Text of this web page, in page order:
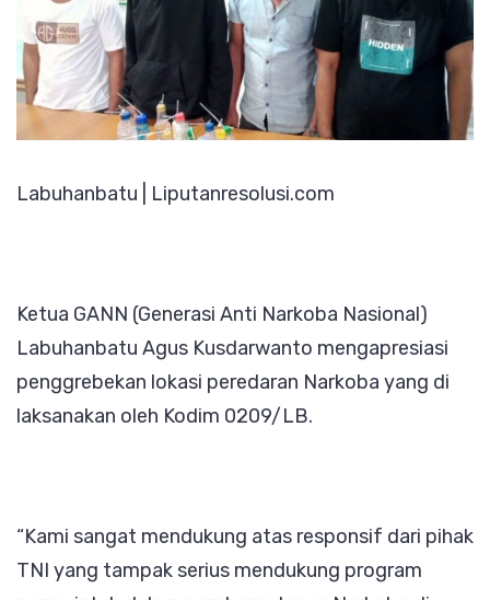
Labuhanbatu | Liputanresolusi.com
Ketua GANN (Generasi Anti Narkoba Nasional)
Labuhanbatu Agus Kusdarwanto mengapresiasi
penggrebekan lokasi peredaran Narkoba yang di
laksanakan oleh Kodim 0209/LB.
“Kami sangat mendukung atas responsif dari pihak
TNI yang tampak serius mendukung program